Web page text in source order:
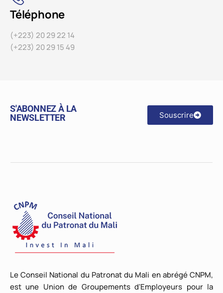
Téléphone
(+223) 20 29 22 14
(+223) 20 29 15 49
S'ABONNEZ À LA
NEWSLETTER
Souscrire
Le Conseil National du Patronat du Mali en abrégé CNPM,
est une Union de Groupements d'Employeurs pour la